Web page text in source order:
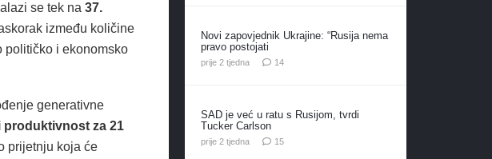
se tek na 37.
između količine
političko i ekonomsko
generativne
produktivnost za 21
prijetnju koja će
Novi zapovjednik Ukrajine: “Rusija nema
pravo postojati
prije 2 tjedna 14komentara
SAD je već u ratu s Rusijom, tvrdi
Tucker Carlson
prije 2 tjedna 15komentara